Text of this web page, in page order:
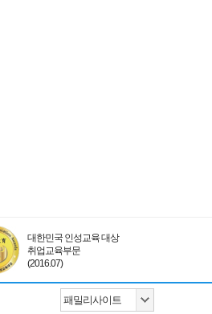
대한민국 인성교육 대상
취업교육부문
(2016.07)